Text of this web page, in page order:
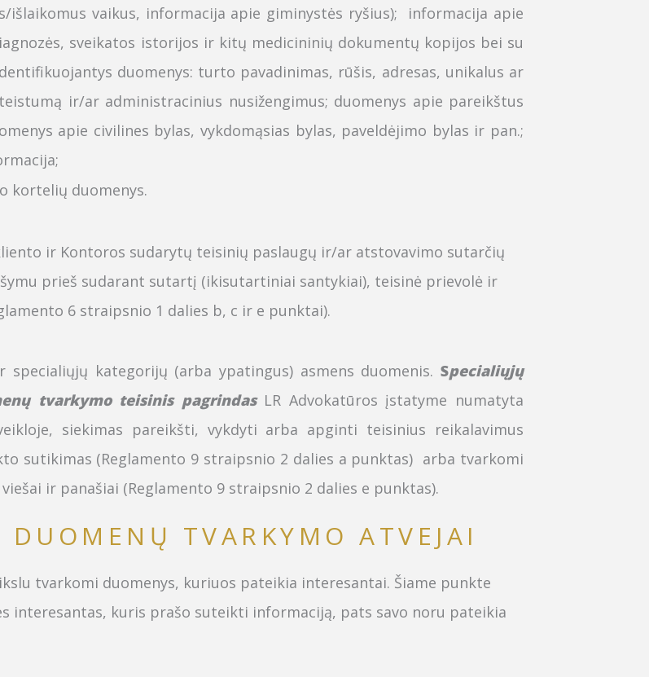
išlaikomus vaikus, informacija apie giminystės ryšius); informacija apie
sveikatos istorijos ir kitų medicininių dokumentų kopijos bei su
duomenys: turto pavadinimas, rūšis, adresas, unikalus ar
ir/ar administracinius nusižengimus; duomenys apie pareikštus
apie civilines bylas, vykdomąsias bylas, paveldėjimo bylas ir pan.;
kortelių duomenys.
ir Kontoros sudarytų teisinių paslaugų ir/ar atstovavimo sutarčių
prieš sudarant sutartį (ikisutartiniai santykiai), teisinė prievolė ir
6 straipsnio 1 dalies b, c ir e punktai).
kategorijų (arba ypatingus) asmens duomenis. Specialiųjų
tvarkymo teisinis pagrindasLR Advokatūros įstatyme numatyta
siekimas pareikšti, vykdyti arba apginti teisinius reikalavimus
sutikimas (Reglamento 9 straipsnio 2 dalies a punktas) arba tvarkomi
ir panašiai (Reglamento 9 straipsnio 2 dalies e punktas).
TVARKYMO ATVEJAI
tvarkomi duomenys, kuriuos pateikia interesantai. Šiame punkte
interesantas, kuris prašo suteikti informaciją, pats savo noru pateikia